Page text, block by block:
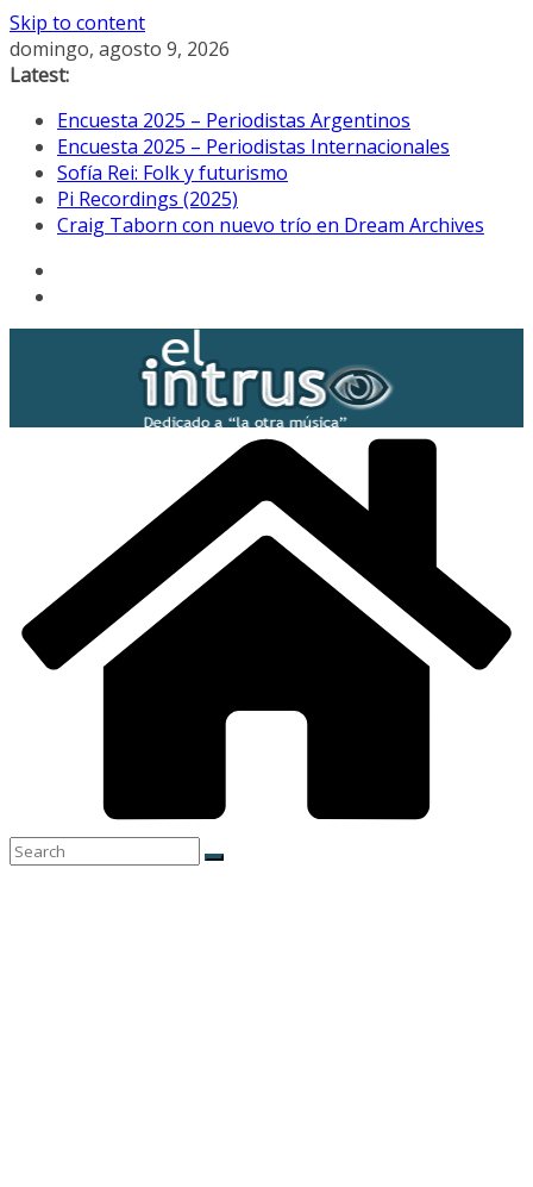
Skip to content
domingo, agosto 9, 2026
Latest:
Encuesta 2025 – Periodistas Argentinos
Encuesta 2025 – Periodistas Internacionales
Sofía Rei: Folk y futurismo
Pi Recordings (2025)
Craig Taborn con nuevo trío en Dream Archives